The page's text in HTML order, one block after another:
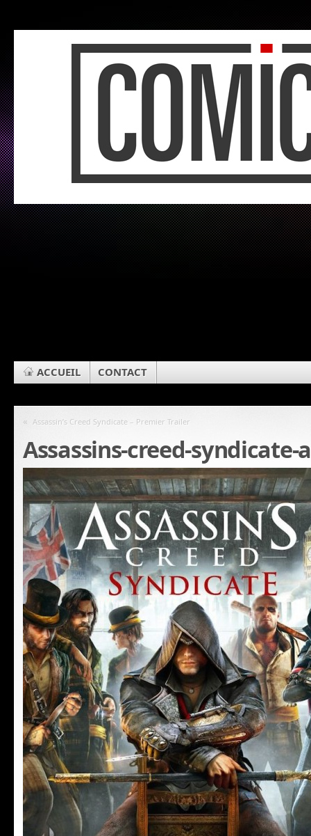
ACCUEIL CONTACT
« Assassin’s Creed Syndicate – Premier Trailer
Assassins-creed-syndicate-